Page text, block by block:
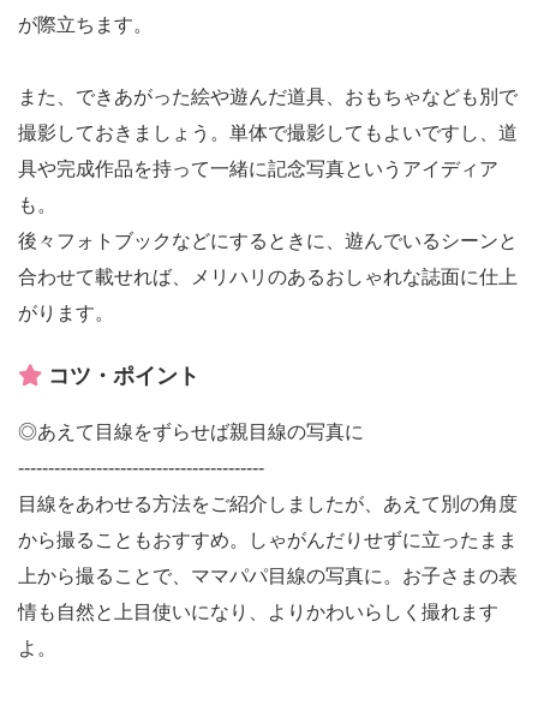
が際立ちます。
また、できあがった絵や遊んだ道具、おもちゃなども別で
撮影しておきましょう。単体で撮影してもよいですし、道
具や完成作品を持って一緒に記念写真というアイディア
も。
後々フォトブックなどにするときに、遊んでいるシーンと
合わせて載せれば、メリハリのあるおしゃれな誌面に仕上
がります。
コツ・ポイント
◎あえて目線をずらせば親目線の写真に
-----------------------------------------
目線をあわせる方法をご紹介しましたが、あえて別の角度
から撮ることもおすすめ。しゃがんだりせずに立ったまま
上から撮ることで、ママパパ目線の写真に。お子さまの表
情も自然と上目使いになり、よりかわいらしく撮れます
よ。